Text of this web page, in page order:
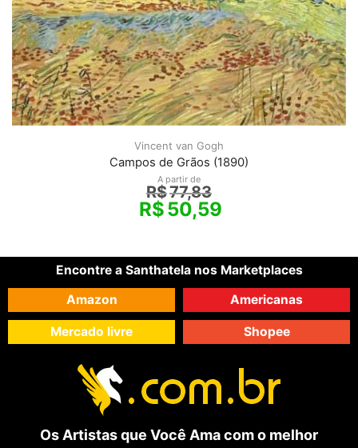
Vincent van Gogh
Campos de Grãos (1890)
A partir de
R$77,83
R$50,59
Encontre a Santhatela nos Marketplaces
Amazon
Americanas
Mercado livre Shopee
Os Artistas que Você Ama com o melhor